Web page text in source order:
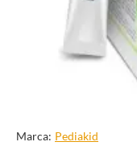
cuarzo, la amatista y la
silicio se conoce
diversos productos
silicio líquido se utiliza
puede encontrar en
Marca: Pediakid